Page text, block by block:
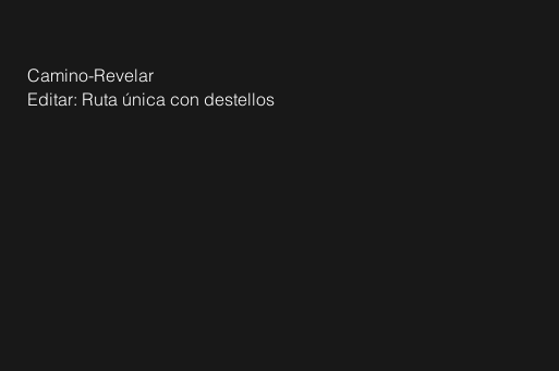
Camino-Revelar
Editar: Ruta única con destellos